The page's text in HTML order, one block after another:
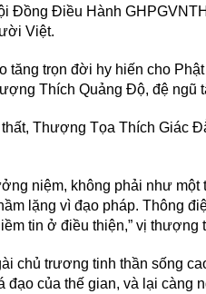
Đồng Điều Hành
Việt.
tăng trọn đời hy hiến cho
Thích Quảng Độ, đệ ngũ
Thượng Tọa Thích Giác
niệm, không phải như một
lặng vì đạo pháp. Thông
tin ở điều thiện,” vị thượng
chủ trương tinh thần sống
đạo của thế gian, và lại càng